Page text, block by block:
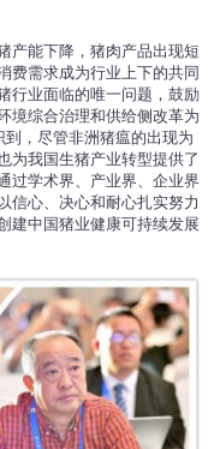
产能下降，猪肉产品出现短
费需求成为行业上下的共同
行业面临的唯一问题，鼓励
境综合治理和供给侧改革为
到，尽管非洲猪瘟的出现为
为我国生猪产业转型提供了
过学术界、产业界、企业界
信心、决心和耐心扎实努力
建中国猪业健康可持续发展